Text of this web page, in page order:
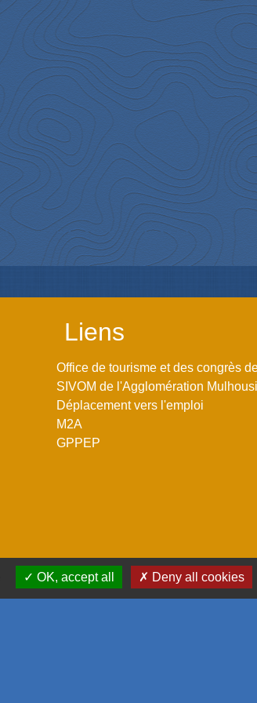
Liens
Office de tourisme et des congrès
SIVOM de l'Agglomération
Déplacement vers l'emploi
M2A
GPPEP
OK, accept all Deny all cookies